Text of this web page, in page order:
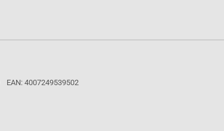
EAN: 4007249539502